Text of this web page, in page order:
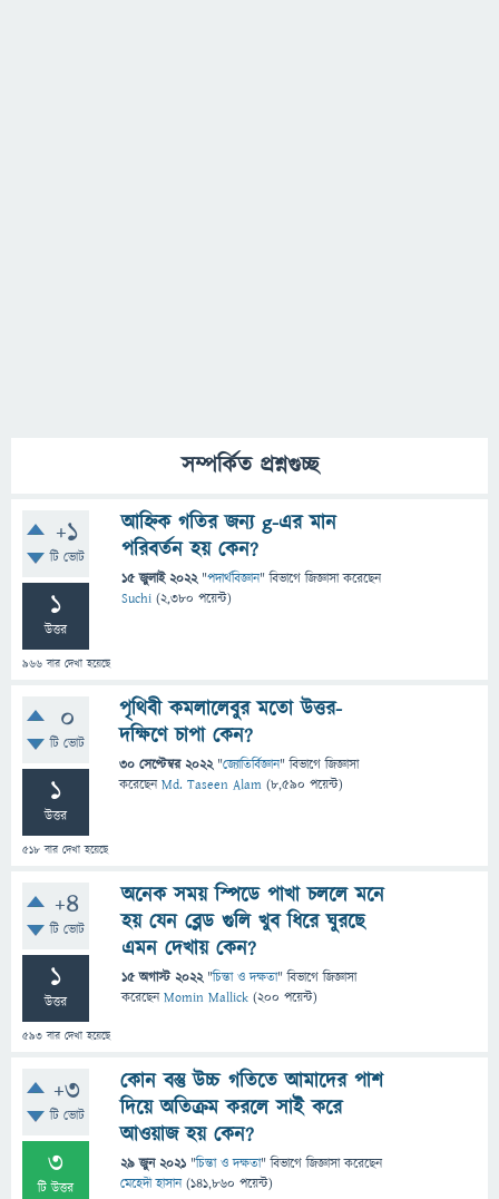
সম্পর্কিত প্রশ্নগুচ্ছ
+1
টি ভোট
1
উত্তর
966 বার দেখা হয়েছে
আহ্নিক গতির জন্য g-এর মান
পরিবর্তন হয় কেন?
15 জুলাই 2022 "পদার্থবিজ্ঞান" বিভাগে জিজ্ঞাসাকরেছেন
Suchi (2,380 পয়েন্ট)
0
টি ভোট
1
উত্তর
518 বার দেখা হয়েছে
পৃথিবী কমলালেবুর মতো উত্তর-
দক্ষিণে চাপা কেন?
30 সেপ্টেম্বর 2022 "জ্যোতির্বিজ্ঞান" বিভাগে জিজ্ঞাসা
করেছেনMd. Taseen Alam (8,590 পয়েন্ট)
+4
টি ভোট
1
উত্তর
593 বার দেখা হয়েছে
অনেক সময় স্পিডে পাখা চললে মনে
হয় যেন ব্লেড গুলি খুব ধিরে ঘুরছে
এমন দেখায় কেন?
15 অগাস্ট 2022 "চিন্তা ও দক্ষতা" বিভাগে জিজ্ঞাসা
করেছেনMomin Mallick (200 পয়েন্ট)
+3
টি ভোট
3
টি উত্তর
কোন বস্তু উচ্চ গতিতে আমাদের পাশ
দিয়ে অতিক্রম করলে সাই করে
আওয়াজ হয় কেন?
29 জুন 2021 "চিন্তা ও দক্ষতা" বিভাগে জিজ্ঞাসাকরেছেন
মেহেদী হাসান (141,860 পয়েন্ট)